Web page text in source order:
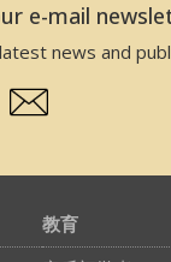
e-mail
news and
教育